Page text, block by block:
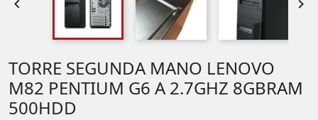
 
TORRE SEGUNDA MANO LENOVO
M82 PENTIUM G6 A 2.7GHZ 8GBRAM
500HDD